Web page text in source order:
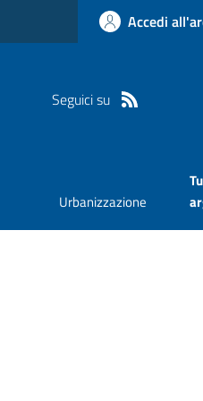
Accedi
Seguici su
Urbanizzazione